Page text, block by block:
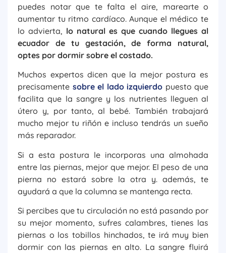
puedes notar que te falta el aire, marearte o
aumentar tu ritmo cardíaco. Aunque el médico te
lo advierta, lo natural es que cuando llegues al
ecuador de tu gestación, de forma natural,
optes por dormir sobre el costado.
Muchos expertos dicen que la mejor postura es
precisamente sobre el lado izquierdo puesto que
facilita que la sangre y los nutrientes lleguen al
útero y, por tanto, al bebé. También trabajará
mucho mejor tu riñón e incluso tendrás un sueño
más reparador.
Si a esta postura le incorporas una almohada
entre las piernas, mejor que mejor. El peso de una
pierna no estará sobre la otra y. además, te
ayudará a que la columna se mantenga recta.
Si percibes que tu circulación no está pasando por
su mejor momento, sufres calambres, tienes las
piernas o los tobillos hinchados, te irá muy bien
dormir con las piernas en alto. La sangre fluirá